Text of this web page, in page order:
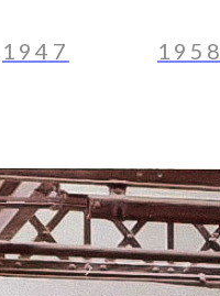
1947 1958